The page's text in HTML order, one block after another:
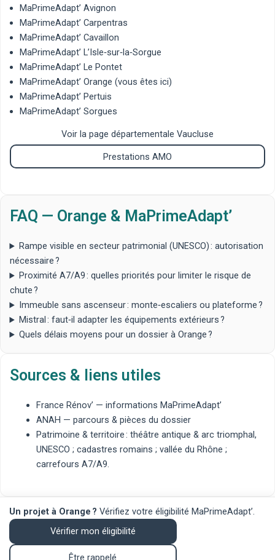
MaPrimeAdapt’ Avignon
MaPrimeAdapt’ Carpentras
MaPrimeAdapt’ Cavaillon
MaPrimeAdapt’ L’Isle‑sur‑la‑Sorgue
MaPrimeAdapt’ Le Pontet
MaPrimeAdapt’ Orange (vous êtes ici)
MaPrimeAdapt’ Pertuis
MaPrimeAdapt’ Sorgues
Voir la page départementale Vaucluse
Prestations AMO
FAQ — Orange & MaPrimeAdapt’
Rampe visible en secteur patrimonial (UNESCO) : autorisation
nécessaire ?
Proximité A7/A9 : quelles priorités pour limiter le risque de
chute ?
Immeuble sans ascenseur : monte‑escaliers ou plateforme ?
Mistral : faut‑il adapter les équipements extérieurs ?
Quels délais moyens pour un dossier à Orange ?
Sources & liens utiles
France Rénov’ — informations MaPrimeAdapt’
ANAH — parcours & pièces du dossier
Patrimoine & territoire : théâtre antique & arc triomphal,
UNESCO ; cadastres romains ; vallée du Rhône ;
carrefours A7/A9.
Un projet à Orange ? Vérifiez votre éligibilité MaPrimeAdapt’.
Vérifier mon éligibilité
Être rappelé